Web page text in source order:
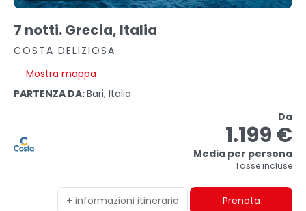
7 notti. Grecia, Italia
COSTA DELIZIOSA
Mostra mappa
PARTENZA DA:Bari, Italia
Da
1.199 €
Media per persona
Tasse incluse
+ informazioni itinerario Prenota